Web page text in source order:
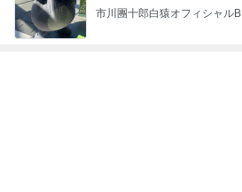
市川團十郎白猿オフィシャルB